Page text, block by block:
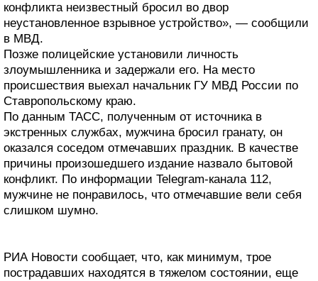
конфликта неизвестный бросил во двор
неустановленное взрывное устройство», — сообщили
в МВД.
Позже полицейские установили личность
злоумышленника и задержали его. На место
происшествия выехал начальник ГУ МВД России по
Ставропольскому краю.
По данным ТАСС, полученным от источника в
экстренных службах, мужчина бросил гранату, он
оказался соседом отмечавших праздник. В качестве
причины произошедшего издание назвало бытовой
конфликт. По информации Telegram-канала 112,
мужчине не понравилось, что отмечавшие вели себя
слишком шумно.
РИА Новости сообщает, что, как минимум, трое
пострадавших находятся в тяжелом состоянии, еще